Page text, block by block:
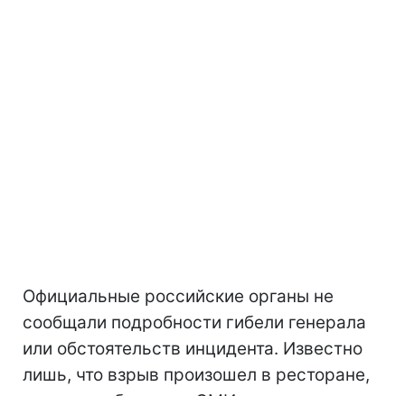
Официальные российские органы не
сообщали подробности гибели генерала
или обстоятельств инцидента. Известно
лишь, что взрыв произошел в ресторане,